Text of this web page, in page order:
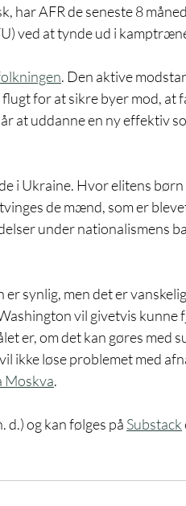
har AFR de seneste 8
ved at tynde ud i
. Den aktive
for at sikre byer mod, at
at uddanne en ny effektiv
i Ukraine. Hvor elitens
de mænd, som er
under nationalismens
synlig, men det er
vil givetvis kunne
er, om det kan gøres med
ikke løse problemet med
Moskva.
og kan følges på Substack